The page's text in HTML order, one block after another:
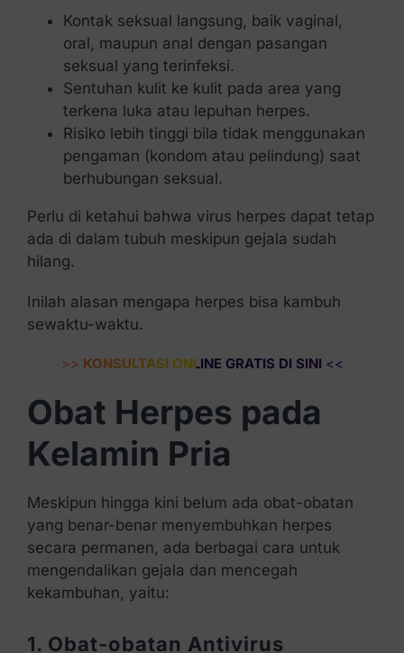
Kontak seksual langsung, baik vaginal,
oral, maupun anal dengan pasangan
seksual yang terinfeksi.
Sentuhan kulit ke kulit pada area yang
terkena luka atau lepuhan herpes.
Risiko lebih tinggi bila tidak menggunakan
pengaman (kondom atau pelindung) saat
berhubungan seksual.
Perlu di ketahui bahwa virus herpes dapat tetap
ada di dalam tubuh meskipun gejala sudah
hilang.
Inilah alasan mengapa herpes bisa kambuh
sewaktu-waktu.
>> KONSULTASI ONLINE GRATIS DI SINI <<
Obat Herpes pada
Kelamin Pria
Meskipun hingga kini belum ada obat-obatan
yang benar-benar menyembuhkan herpes
secara permanen, ada berbagai cara untuk
mengendalikan gejala dan mencegah
kekambuhan, yaitu:
1. Obat-obatan Antivirus